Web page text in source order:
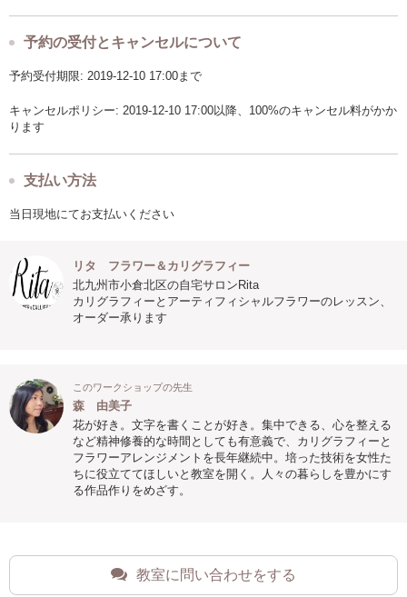
予約の受付とキャンセルについて
予約受付期限: 2019-12-10 17:00まで
キャンセルポリシー: 2019-12-10 17:00以降、100%のキャンセル料がかか
ります
支払い方法
当日現地にてお支払いください
リタ フラワー＆カリグラフィー
北九州市小倉北区の自宅サロンRita
カリグラフィーとアーティフィシャルフラワーのレッスン、
オーダー承ります
このワークショップの先生
森 由美子
花が好き。文字を書くことが好き。集中できる、心を整える
など精神修養的な時間としても有意義で、カリグラフィーと
フラワーアレンジメントを長年継続中。培った技術を女性た
ちに役立ててほしいと教室を開く。人々の暮らしを豊かにす
る作品作りをめざす。
教室に問い合わせをする